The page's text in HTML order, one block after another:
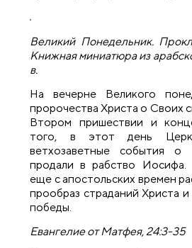
Великий Понедельник.
Книжная миниатюра из
в.
На вечерне Великого
пророчества Христа о Своих
Втором пришествии и
того, в этот день
ветхозаветные события о
продали в рабство
еще с апостольских времен
прообраз страданий Христа
победы.
Евангелие от Матфея, 24:3-35